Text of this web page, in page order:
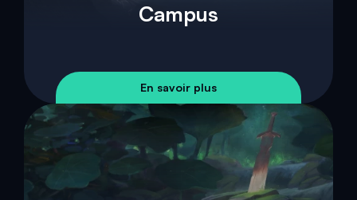
Campus
En savoir plus